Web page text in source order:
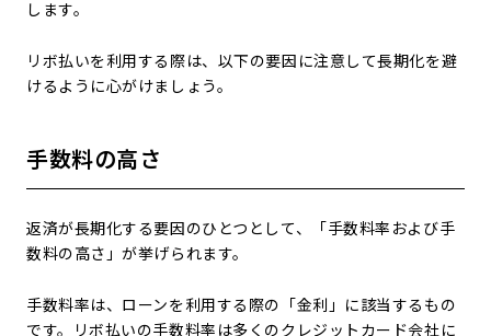
します。
リボ払いを利用する際は、以下の要因に注意して長期化を避
けるように心がけましょう。
手数料の高さ
返済が長期化する要因のひとつとして、「手数料率および手
数料の高さ」が挙げられます。
手数料率は、ローンを利用する際の「金利」に該当するもの
です。リボ払いの手数料率は多くのクレジットカード会社に